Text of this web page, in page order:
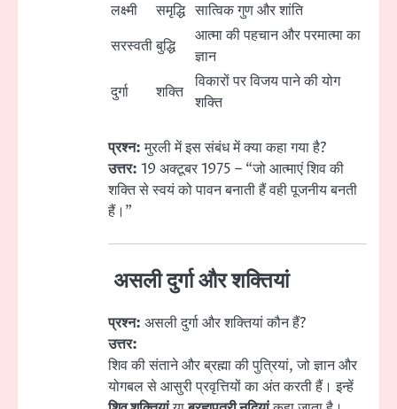
लक्ष्मी
समृद्धि सात्विक गुण और शांति
सरस्वतीबुद्धि
आत्मा की पहचान और परमात्मा का
ज्ञान
दुर्गा
शक्ति
विकारों पर विजय पाने की योग
शक्ति
प्रश्न:मुरली में इस संबंध में क्या कहा गया है?
उत्तर: 19 अक्टूबर 1975 – “जो आत्माएं शिव की
शक्ति से स्वयं को पावन बनाती हैं वही पूजनीय बनती
हैं।”
असली दुर्गा और शक्तियां
प्रश्न: असली दुर्गा और शक्तियां कौन हैं?
उत्तर:
शिव की संताने और ब्रह्मा की पुत्रियां, जो ज्ञान और
योगबल से आसुरी प्रवृत्तियों का अंत करती हैं। इन्हें